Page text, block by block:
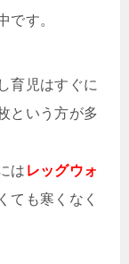
です。
育児はすぐに
という方が多
は レッグウォ
ても寒くなく